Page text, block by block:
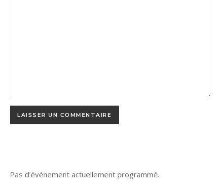
Pas d'événement actuellement programmé.